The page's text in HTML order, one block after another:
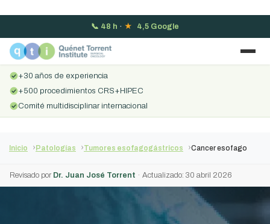
📞 48 h · ★ 4,5 Google
+30 años de experiencia
+500 procedimientos CRS+HIPEC
Comité multidisciplinar internacional
Inicio Patologías Tumores esofagogástricos Cancer esofago
Revisado por Dr. Juan José Torrent · Actualizado: 30 abril 2026